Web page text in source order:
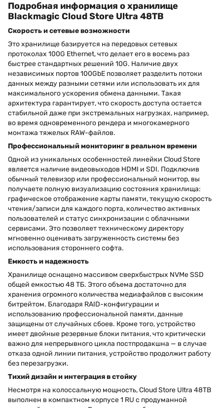
Подробная информация о хранилище
Blackmagic Cloud Store Ultra 48TB
Скорость и сетевые возможности
Это хранилище базируется на передовых сетевых
протоколах 100G Ethernet, что делает его в восемь раз
быстрее стандартных решений 10G. Наличие двух
независимых портов 100GbE позволяет разделить потоки
данных между разными сетями или использовать их для
максимального ускорения обмена данными. Такая
архитектура гарантирует, что скорость доступа остается
стабильной даже при экстремальных нагрузках, например,
во время одновременного рендера и многокамерного
монтажа тяжелых RAW-файлов.
Профессиональный мониторинг в реальном времени
Одной из уникальных особенностей линейки Cloud Store
является наличие видеовыходов HDMI и SDI. Подключив
обычный телевизор или профессиональный монитор, вы
получаете полную визуализацию состояния хранилища:
графическое отображение карты памяти, текущую скорость
чтения/записи для каждого порта, количество активных
пользователей и статус синхронизации с облачными
сервисами. Это позволяет техническому директору
мгновенно оценивать загруженность системы без
использования стороннего софта.
Емкость и надежность
Хранилище оснащено массивом сверхбыстрых NVMe SSD
общей емкостью 48 ТБ. Этого объема достаточно для
хранения огромного количества медиафайлов с высоким
битрейтом. Благодаря RAID-конфигурации и
использованию профессиональной памяти, данные
защищены от случайных сбоев. Кроме того, устройство
имеет двойные резервные блоки питания, что критически
важно для непрерывного цикла постпродакшна — в случае
отказа одной линии питания, устройство продолжит работу
без перезагрузки.
Тихий дизайн и интеграция в стойку
Несмотря на колоссальную мощность, Cloud Store Ultra 48TB
выполнен в компактном корпусе 1 RU с продуманной